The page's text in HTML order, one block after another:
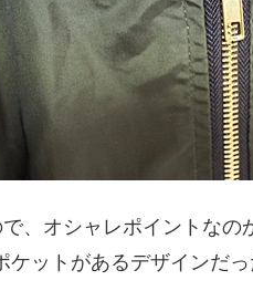
、オシャレポイントな
ットがあるデザインだ